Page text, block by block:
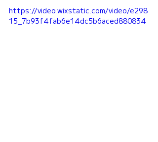
https://video.wixstatic.com/video/e298
15_7b93f4fab6e14dc5b6aced880834